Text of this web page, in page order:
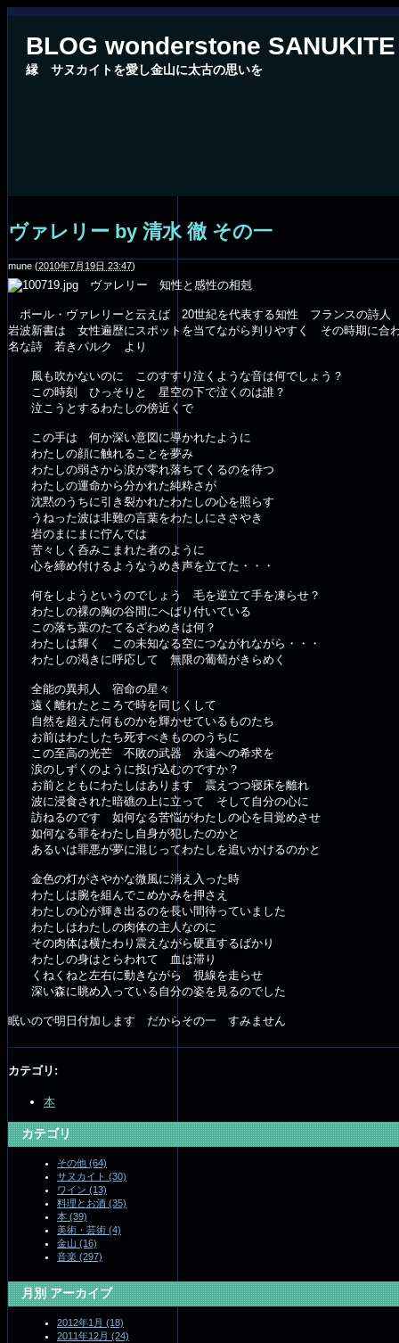
BLOG wonderstone SANUKITE
縁 サヌカイトを愛し金山に太古の思いを
ヴァレリー by 清水 徹 その一
mune (2010年7月19日 23:47)
ヴァレリー 知性と感性の相剋
ポール・ヴァレリーと云えば 20世紀を代表する知性 フランスの詩
岩波新書は 女性遍歴にスポットを当てながら判りやすく その時期に
名な詩 若きパルク より
風も吹かないのに このすすり泣くような音は何でしょう？
この時刻 ひっそりと 星空の下で泣くのは誰？
泣こうとするわたしの傍近くで
この手は 何か深い意図に導かれたように
わたしの顔に触れることを夢み
わたしの弱さから涙が零れ落ちてくるのを待つ
わたしの運命から分かれた純粋さが
沈黙のうちに引き裂かれたわたしの心を照らす
うねった波は非難の言葉をわたしにささやき
岩のまにまに佇んでは
苦々しく呑みこまれた者のように
心を締め付けるようなうめき声を立てた・・・
何をしようというのでしょう 毛を逆立て手を凍らせ？
わたしの裸の胸の谷間にへばり付いている
この落ち葉のたてるざわめきは何？
わたしは輝く この未知なる空につながれながら・・・
わたしの渇きに呼応して 無限の葡萄がきらめく
全能の異邦人 宿命の星々
遠く離れたところで時を同じくして
自然を超えた何ものかを輝かせているものたち
お前はわたしたち死すべきもののうちに
この至高の光芒 不敗の武器 永遠への希求を
涙のしずくのように投げ込むのですか？
お前とともにわたしはあります 震えつつ寝床を離れ
波に浸食された暗礁の上に立って そして自分の心に
訪ねるのです 如何なる苦悩がわたしの心を目覚めさせ
如何なる罪をわたし自身が犯したのかと
あるいは罪悪が夢に混じってわたしを追いかけるのかと
金色の灯がさやかな微風に消え入った時
わたしは腕を組んでこめかみを押さえ
わたしの心が輝き出るのを長い間待っていました
わたしはわたしの肉体の主人なのに
その肉体は横たわり震えながら硬直するばかり
わたしの身はとらわれて 血は滞り
くねくねと左右に動きながら 視線を走らせ
深い森に眺め入っている自分の姿を見るのでした
眠いので明日付加します だからその一 すみません
カテゴリ :
本
カテゴリ
その他 (64)
サヌカイト (30)
ワイン (13)
料理とお酒 (35)
本 (39)
美術・芸術 (4)
金山 (16)
音楽 (297)
月別アーカイブ
2012年1月 (18)
2011年12月 (24)